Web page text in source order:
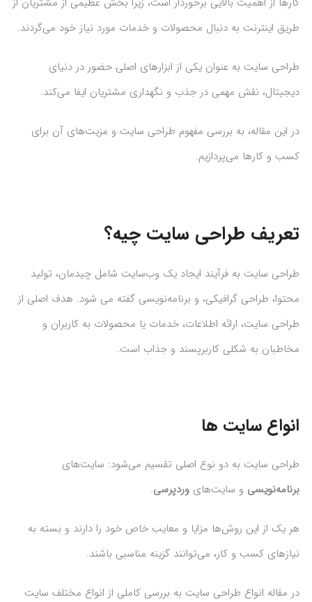
طریق اینترنت به دنبال محصولات و خدمات مورد نیاز خود می‌گردند.
طراحی سایت به عنوان یکی از ابزارهای اصلی حضور در دنیای
دیجیتال، نقش مهمی در جذب و نگهداری مشتریان ایفا می‌کند.
در این مقاله، به بررسی مفهوم طراحی سایت و مزیت‌های آن برای
کسب و کارها می‌پردازیم.
تعریف طراحی سایت چیه؟
طراحی سایت به فرآیند ایجاد یک وب‌سایت شامل چیدمان، تولید
محتوا، طراحی گرافیکی، و برنامه‌نویسی گفته می شود. هدف اصلی از
طراحی سایت، ارائه اطلاعات، خدمات یا محصولات به کاربران و
مخاطبان به شکلی کاربرپسند و جذاب است.
انواع سایت ها
طراحی سایت به دو نوع اصلی تقسیم می‌شود: سایت‌های
برنامه‌نویسی و سایت‌هایوردپرسی.
هر یک از این روش‌ها مزایا و معایب خاص خود را دارند و بسته به
نیازهای کسب و کار، می‌توانند گزینه مناسبی باشند.
در مقاله انواع طراحی سایت به بررسی کاملی از انواع مختلف سایت